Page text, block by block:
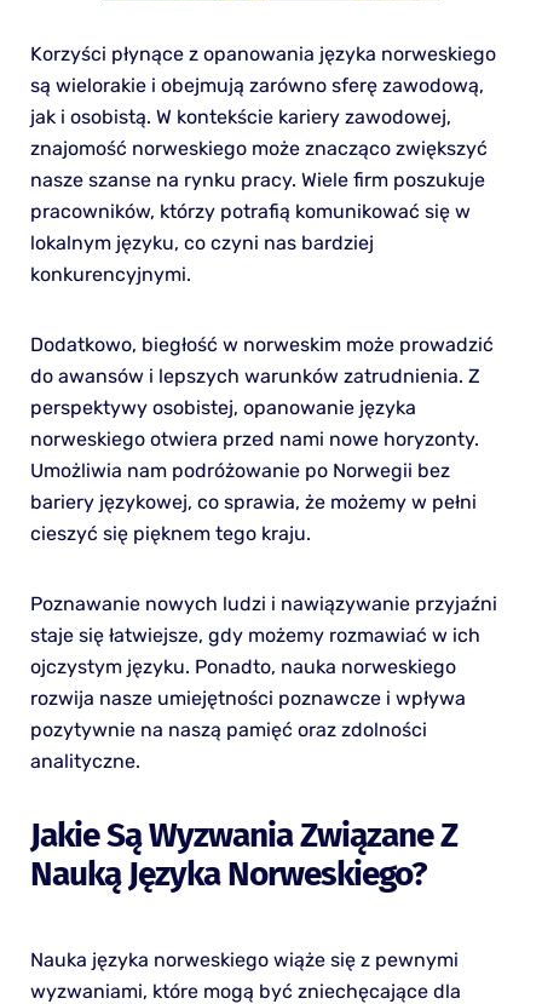
Korzyści płynące z opanowania języka norweskiego
są wielorakie i obejmują zarówno sferę zawodową,
jak i osobistą. W kontekście kariery zawodowej,
znajomość norweskiego może znacząco zwiększyć
nasze szanse na rynku pracy. Wiele firm poszukuje
pracowników, którzy potrafią komunikować się w
lokalnym języku, co czyni nas bardziej
konkurencyjnymi.
Dodatkowo, biegłość w norweskim może prowadzić
do awansów i lepszych warunków zatrudnienia. Z
perspektywy osobistej, opanowanie języka
norweskiego otwiera przed nami nowe horyzonty.
Umożliwia nam podróżowanie po Norwegii bez
bariery językowej, co sprawia, że możemy w pełni
cieszyć się pięknem tego kraju.
Poznawanie nowych ludzi i nawiązywanie przyjaźni
staje się łatwiejsze, gdy możemy rozmawiać w ich
ojczystym języku. Ponadto, nauka norweskiego
rozwija nasze umiejętności poznawcze i wpływa
pozytywnie na naszą pamięć oraz zdolności
analityczne.
Jakie Są Wyzwania Związane Z
Nauką Języka Norweskiego?
Nauka języka norweskiego wiąże się z pewnymi
wyzwaniami, które mogą być zniechęcające dla